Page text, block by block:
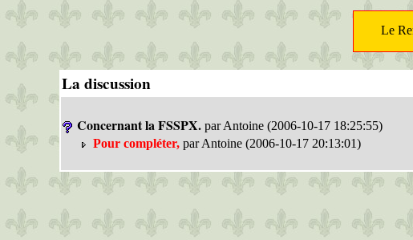
Le
La discussion
Concernant la FSSPX. par Antoine (2006-10-17 18:25:55)
Pour compléter, par Antoine (2006-10-17 20:13:01)